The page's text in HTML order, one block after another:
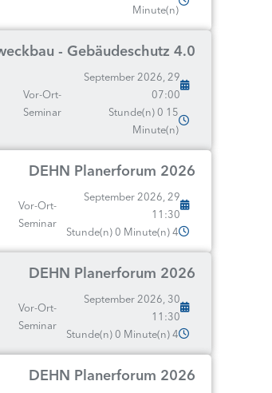
Minute(n)
- Gebäudeschutz 4.0
29 September 2026,
07:00
15 Stunde(n) 0
Minute(n)
Vor-Ort-
Seminar
DEHN Planerforum 2026
29 September 2026,
11:30
4 Stunde(n) 0 Minute(n)
Vor-Ort-
Seminar
DEHN Planerforum 2026
30 September 2026,
11:30
4 Stunde(n) 0 Minute(n)
Vor-Ort-
Seminar
DEHN Planerforum 2026